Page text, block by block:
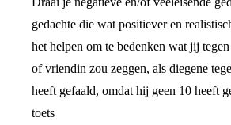
gedachte die wat positiever en
het helpen om te bedenken wat jij
of vriendin zou zeggen, als diegene
heeft gefaald, omdat hij geen 10 heeft
toets